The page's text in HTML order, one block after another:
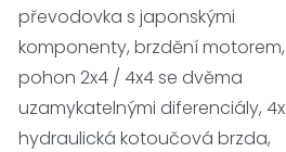
převodovka s japonskými
komponenty, brzdění motorem,
pohon 2x4 / 4x4 se dvěma
uzamykatelnými diferenciály, 4x
hydraulická kotoučová brzda,